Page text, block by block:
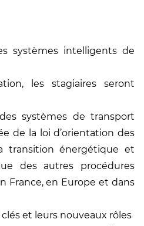
systèmes intelligents de
les stagiaires seront
systèmes de transport
de la loi d’orientation des
transition énergétique et
des autres procédures
France, en Europe et dans
et leurs nouveaux rôles